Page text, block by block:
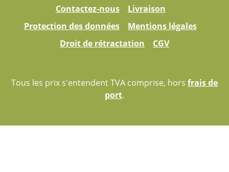
Contactez-nous
Livraison
Protection des données
Mentions légales
Droit de rétractation
CGV
Tous les prix s'entendent TVA comprise, hors frais de
port.